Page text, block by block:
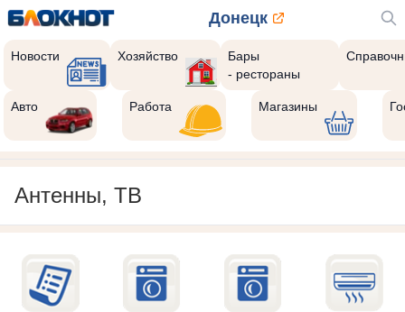
Донецк
Новости Хозяйство
Бары
- рестораны
Авто Работа Магазины
Антенны, ТВ